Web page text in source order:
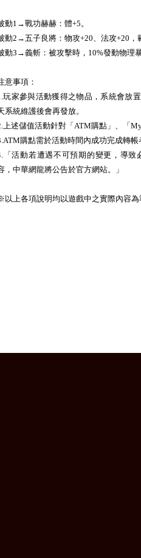
動1→戰功赫赫：體+5。
動2→五子良將：物攻+20、法攻+20，
動3→義斬：被攻擊時，10%發動物理
意事項：
玩家參與活動獲得之物品，系統會放
系統維護後會再發放。
上述儲值活動針對「ATM購點」、「
購點需於活動時間內成功完成轉帳
「活動若遭遇不可預期的變更，導
，中華網龍將公告於官方網站。」
以上各項說明均以遊戲中之實際內容為